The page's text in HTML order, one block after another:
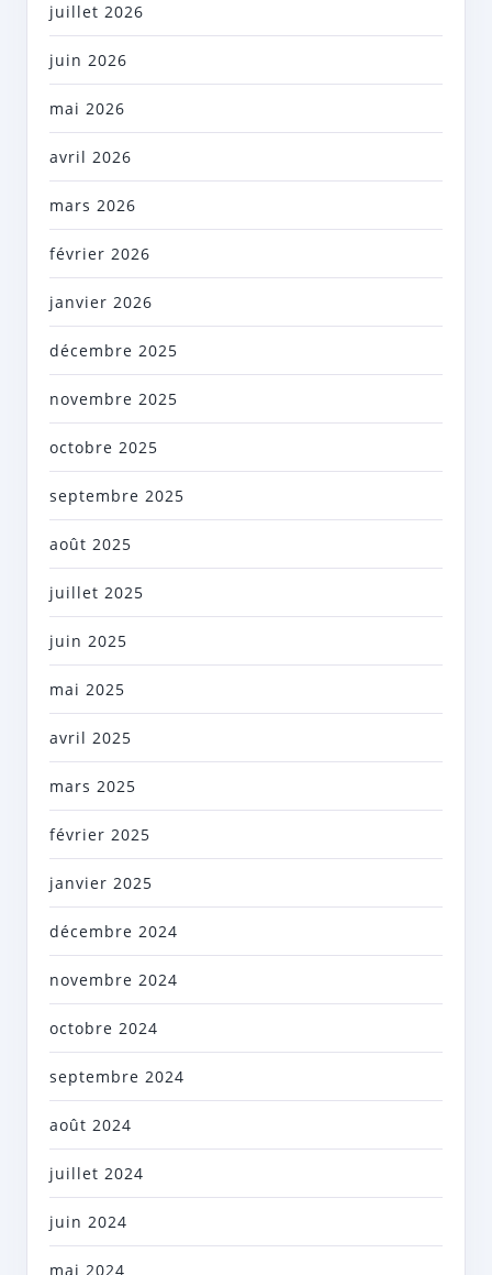
juillet 2026
juin 2026
mai 2026
avril 2026
mars 2026
février 2026
janvier 2026
décembre 2025
novembre 2025
octobre 2025
septembre 2025
août 2025
juillet 2025
juin 2025
mai 2025
avril 2025
mars 2025
février 2025
janvier 2025
décembre 2024
novembre 2024
octobre 2024
septembre 2024
août 2024
juillet 2024
juin 2024
mai 2024